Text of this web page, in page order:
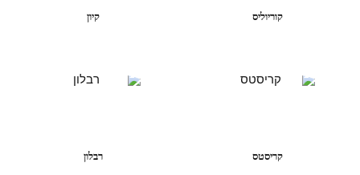
קוריוליס קיון
קריסטס רבלון